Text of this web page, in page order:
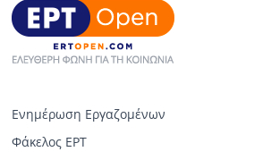
Ενημέρωση Εργαζομένων
Φάκελος ΕΡΤ